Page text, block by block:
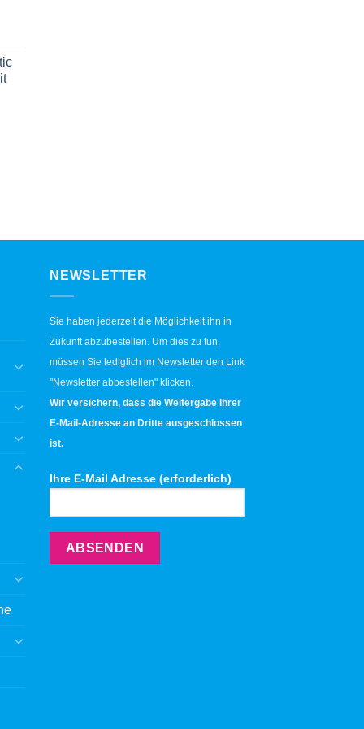
NEWSLETTER
Sie haben jederzeit die Möglichkeit ihn in
Zukunft abzubestellen. Um dies zu tun,
müssen Sie lediglich im Newsletter den Link
"Newsletter abbestellen" klicken.
Wir versichern, dass die Weitergabe Ihrer
E-Mail-Adresse an Dritte ausgeschlossen
ist.
Ihre E-Mail Adresse (erforderlich)